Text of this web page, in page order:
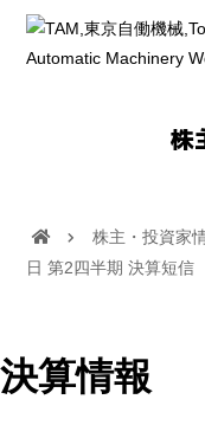
株
株主・投資家
日 第2四半期 決算短信
決算情報